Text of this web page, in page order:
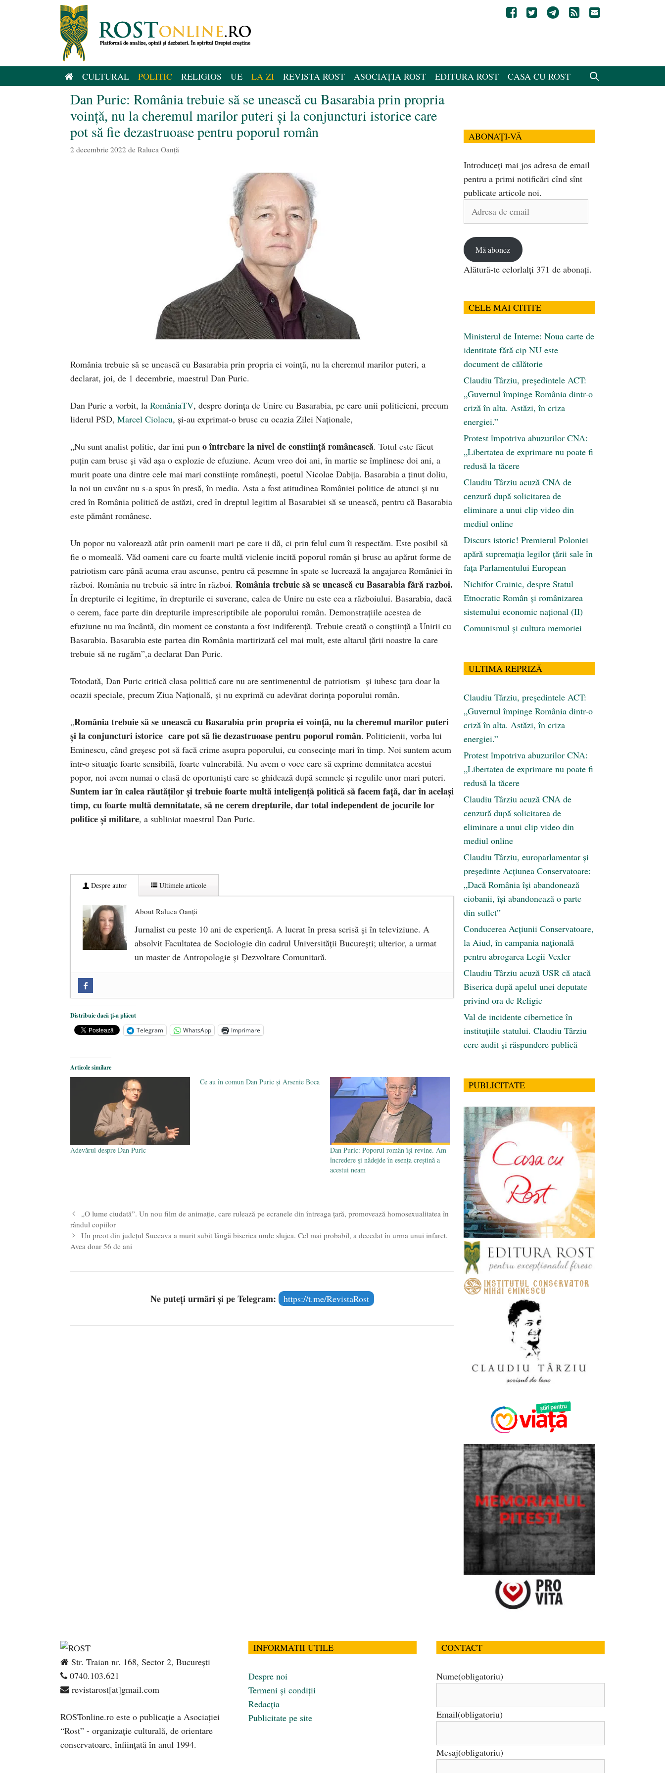
CULTURAL POLITIC RELIGIOS UE LA ZI REVISTA ROST ASOCIAȚIA ROST EDITURA ROST CASA CU ROST
Dan Puric: România trebuie să se unească cu Basarabia prin propria
voință, nu la cheremul marilor puteri și la conjuncturi istorice care
pot să fie dezastruoase pentru poporul român
2 decembrie 2022 de Raluca Oanță
România trebuie să se unească cu Basarabia prin propria ei voință, nu la cheremul marilor puteri, a
declarat, joi, de 1 decembrie, maestrul Dan Puric.
Dan Puric a vorbit, la RomâniaTV, despre dorința de Unire cu Basarabia, pe care unii politicieni, precum
liderul PSD, Marcel Ciolacu, și-au exprimat-o brusc cu ocazia Zilei Naționale,
„Nu sunt analist politic, dar îmi pun o întrebare la nivel de constiință românească. Totul este făcut
puțin cam brusc și văd așa o explozie de efuziune. Acum vreo doi ani, în martie se împlinesc doi ani, a
murit poate una dintre cele mai mari constiințe românești, poetul Nicolae Dabija. Basarabia a ținut doliu,
la noi un cuvânt nu s-a spus în presă, în media. Asta a fost atitudinea României politice de atunci și nu
cred în România politică de astăzi, cred în dreptul legitim al Basarabiei să se unească, pentru că Basarabia
este pământ românesc.
Un popor nu valorează atât prin oamenii mari pe care ii dă, ci prin felul cum îi respectăm. Este posibil să
fie o momeală. Văd oameni care cu foarte multă viclenie incită poporul român și brusc au apărut forme de
patriotism care până acuma erau ascunse, pentru că pesemne în spate se lucrează la angajarea României în
război. România nu trebuie să intre în război. România trebuie să se unească cu Basarabia fără razboi.
În drepturile ei legitime, în drepturile ei suverane, calea de Unire nu este cea a războiului. Basarabia, dacă
o cerem, face parte din drepturile imprescriptibile ale poporului român. Demonstrațiile acestea de
efuziune nu ma încântă, din moment ce constanta a fost indiferență. Trebuie creată o conștiință a Unirii cu
Basarabia. Basarabia este partea din România martirizată cel mai mult, este altarul țării noastre la care
trebuie să ne rugăm”,a declarat Dan Puric.
Totodată, Dan Puric critică clasa politică care nu are sentimenentul de patriotism și iubesc țara doar la
ocazii speciale, precum Ziua Națională, și nu exprimă cu adevărat dorința poporului român.
„România trebuie să se unească cu Basarabia prin propria ei voință, nu la cheremul marilor puteri
și la conjuncturi istorice care pot să fie dezastruoase pentru poporul român. Politicienii, vorba lui
Eminescu, când greșesc pot să facă crime asupra poporului, cu consecințe mari în timp. Noi suntem acum
într-o situație foarte sensibilă, foarte vulnerabilă. Nu avem o voce care să exprime demnitatea acestui
popor, noi avem numai o clasă de oportuniști care se ghidează după semnele și regulile unor mari puteri.
Suntem iar în calea răutăților și trebuie foarte multă inteligență politică să facem față, dar în același
timp, cu foarte multă demnitatate, să ne cerem drepturile, dar total independent de jocurile lor
politice și militare, a subliniat maestrul Dan Puric.
Despre autor Ultimele articole
About Raluca Oanță
Jurnalist cu peste 10 ani de experiență. A lucrat în presa scrisă și în televiziune. A
absolvit Facultatea de Sociologie din cadrul Universității București; ulterior, a urmat
un master de Antropologie și Dezvoltare Comunitară.
comemorat la 102 ani de la naștere - 29 iulie 2024
„Carnea cultivată” în laborator, tot mai aproape de autorizare pentru comercializare în UE
iulie 2024
2024
Distribuie dacă ți-a plăcut
Telegram
WhatsApp Imprimare
Articole similare
Adevărul despre Dan Puric
Ce au în comun Dan Puric şi Arsenie Boca
Dan Puric: Poporul român își revine. Am
încredere și nădejde în esența creștină a
acestui neam
„O lume ciudată”. Un nou film de animație, care rulează pe ecranele din întreaga țară, promovează homosexualitatea în
rândul copiilor
Un preot din județul Suceava a murit subit lângă biserica unde slujea. Cel mai probabil, a decedat în urma unui infarct.
Avea doar 56 de ani
Ne puteți urmări și pe Telegram: https://t.me/RevistaRost
ABONAȚI-VĂ
Introduceți mai jos adresa de email
pentru a primi notificări cînd sînt
publicate articole noi.
Adresa
Mă abonez
Alătură-te celorlalți 371 de abonați.
CELE MAI CITITE
Ministerul de Interne: Noua carte de
identitate fără cip NU este
document de călătorie
Claudiu Târziu, președintele ACT:
„Guvernul împinge România dintr-o
criză în alta. Astăzi, în criza
energiei.”
Protest împotriva abuzurilor CNA:
„Libertatea de exprimare nu poate fi
redusă la tăcere
Claudiu Târziu acuză CNA de
cenzură după solicitarea de
eliminare a unui clip video din
mediul online
Discurs istoric! Premierul Poloniei
apără supremația legilor țării sale în
fața Parlamentului European
Nichifor Crainic, despre Statul
Etnocratic Român şi românizarea
sistemului economic naţional (II)
Comunismul şi cultura memoriei
ULTIMA REPRIZĂ
Claudiu Târziu, președintele ACT:
„Guvernul împinge România dintr-o
criză în alta. Astăzi, în criza
energiei.”
Protest împotriva abuzurilor CNA:
„Libertatea de exprimare nu poate fi
redusă la tăcere
Claudiu Târziu acuză CNA de
cenzură după solicitarea de
eliminare a unui clip video din
mediul online
Claudiu Târziu, europarlamentar și
președinte Acțiunea Conservatoare:
„Dacă România își abandonează
ciobanii, își abandonează o parte
din suflet”
Conducerea Acțiunii Conservatoare,
la Aiud, în campania națională
pentru abrogarea Legii Vexler
Claudiu Târziu acuză USR că atacă
Biserica după apelul unei deputate
privind ora de Religie
Val de incidente cibernetice în
instituțiile statului. Claudiu Târziu
cere audit și răspundere publică
PUBLICITATE
Str. Traian nr. 168, Sector 2, București
0740.103.621
revistarost[at]gmail.com
ROSTonline.ro este o publicaţie a Asociaţiei
“Rost” - organizaţie culturală, de orientare
conservatoare, înfiinţată în anul 1994.
INFORMATII UTILE
Despre noi
Termeni și condiții
Redacția
Publicitate pe site
CONTACT
Nume(obligatoriu)
Email(obligatoriu)
Mesaj(obligatoriu)